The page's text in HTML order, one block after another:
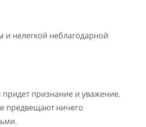
и нелегкой неблагодарной
придет признание и уважение.
предвещают ничего